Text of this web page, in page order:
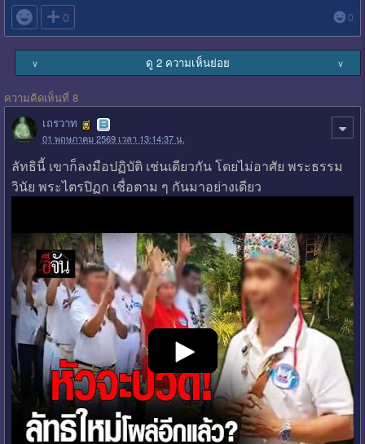
 0 0
∨ ดู 2 ความเห็นย่อย ∨
ความคิดเห็นที่ 8
เถรวาท
01 พฤษภาคม 2569 เวลา 13:14:37 น.
ลัทธินี้ เขาก็ลงมือปฏิบัติ เช่นเดียวกัน โดยไม่อาศัย พระธรรม
วินัย พระไตรปิฏก เชื่อตาม ๆ กันมาอย่างเดียว